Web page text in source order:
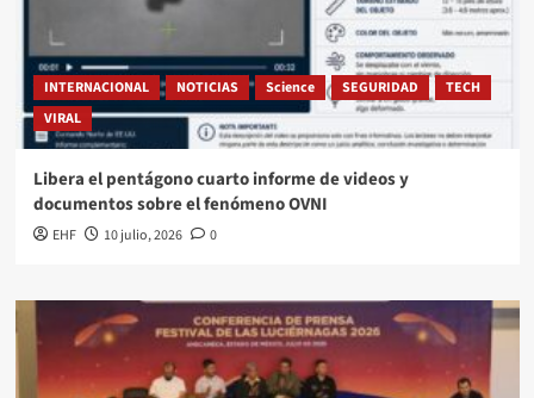
INTERNACIONAL NOTICIAS Science SEGURIDAD
TECH
VIRAL
Libera el pentágono cuarto informe de videos y
documentos sobre el fenómeno OVNI
EHF 10 julio, 2026 0